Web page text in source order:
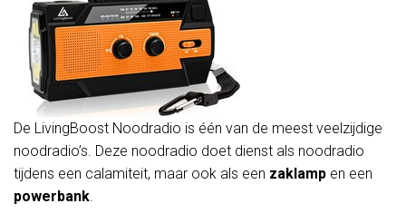
De LivingBoost Noodradio is één van de meest veelzijdige
noodradio’s. Deze noodradio doet dienst als noodradio
tijdens een calamiteit, maar ook als een zaklamp en een
powerbank.